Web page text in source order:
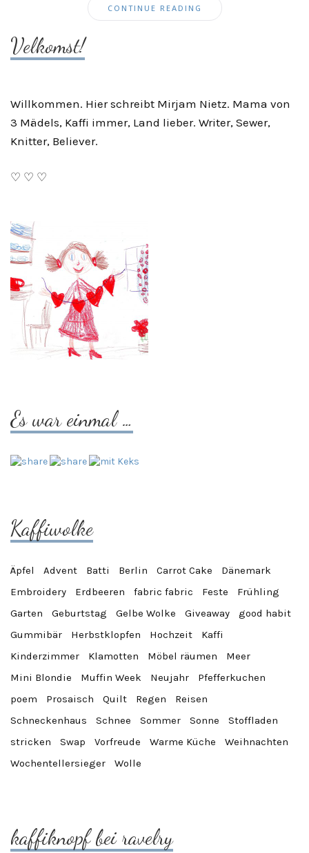
CONTINUE READING
Velkomst!
Willkommen. Hier schreibt Mirjam Nietz. Mama von
3 Mädels, Kaffi immer, Land lieber. Writer, Sewer,
Knitter, Believer.
♡ ♡ ♡
Es war einmal …
Kaffiwolke
Äpfel Advent Batti Berlin Carrot Cake
Dänemark
Embroidery
Erdbeeren fabric fabric Feste
Frühling
Garten
Geburtstag Gelbe Wolke Giveaway
good habit
Gummibär
Herbstklopfen Hochzeit
Kaffi
Kinderzimmer
Klamotten Möbel räumen
Meer
Mini Blondie
Muffin Week Neujahr
Pfefferkuchen
poem
Prosaisch Quilt Regen
Reisen
Schneckenhaus
Schnee Sommer Sonne
Stoffladen
stricken
Swap Vorfreude Warme Küche
Weihnachten
Wochentellersieger
Wolle
kaffiknopf bei ravelry